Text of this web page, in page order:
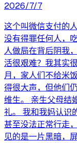
2026/7/7
这个叫微信支付的
没有得罪任何人，
人做局在背后阴我
活很艰难？我其实
月，家人们不给米
得很大声，但他们
维生。 亲生父母结
礼。 我和我妈认识
甚至没法正常行走
见的是一片黑暗，